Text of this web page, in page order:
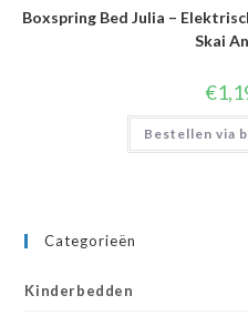
Boxspring Bed Julia –
Skai
€
Bestellen via
Categorieën
Kinderbedden